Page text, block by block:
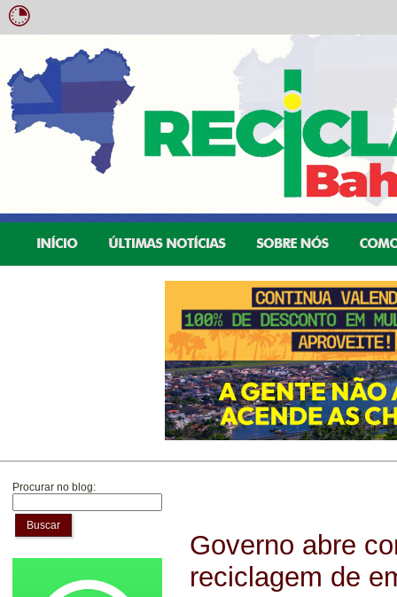
Procurar no blog:
Buscar
Governo abre
reciclagem de